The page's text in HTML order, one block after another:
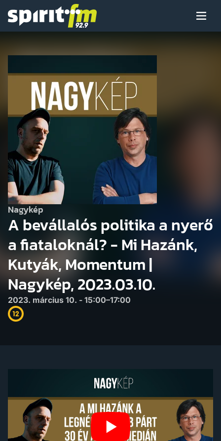
Spirit
Menü
Arcaink
Műsor
Hírek
Nagykép
A bevállalós politika a nyerő
a fiataloknál? - Mi Hazánk,
Kutyák, Momentum |
Nagykép, 2023.03.10.
2023. március 10. - 15:00–17:00